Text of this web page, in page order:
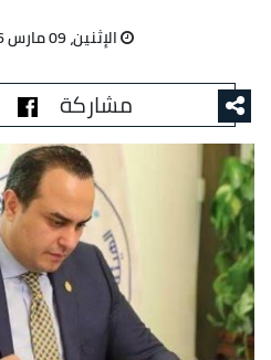
الإثنين، 09 مارس 2026 07:24 م
مشاركة